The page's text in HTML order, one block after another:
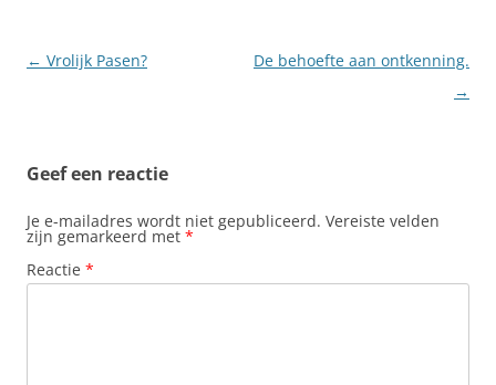
Berichtnavigatie
← Vrolijk Pasen?
De behoefte aan ontkenning.
→
Geef een reactie
Je e-mailadres wordt niet gepubliceerd. Vereiste velden
zijn gemarkeerd met *
Reactie *